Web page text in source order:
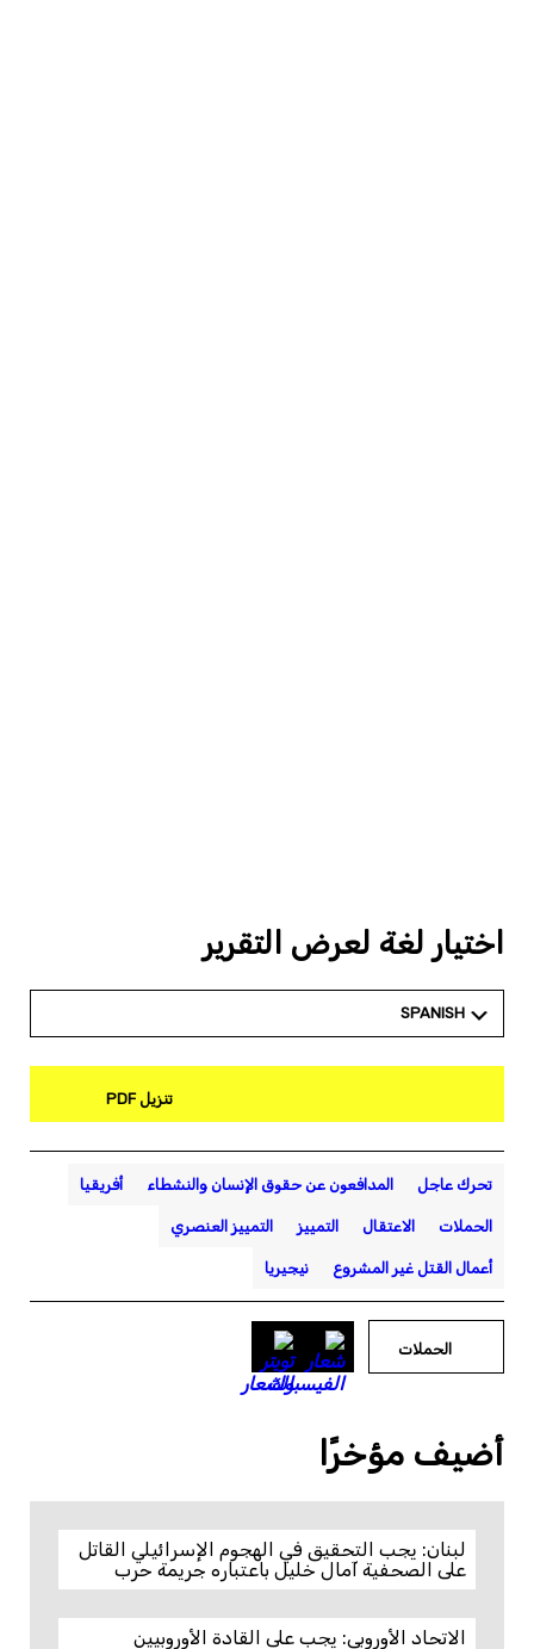
اختيار لغة لعرض التقرير
SPANISH
تنزيل PDF
تحرك عاجل المدافعون عن حقوق الإنسان والنشطاء أفريقيا
الحملات الاعتقال التمييز التمييز العنصري
أعمال القتل غير المشروع نيجيريا
الحملات
أضيف مؤخرًا
لبنان: يجب التحقيق في الهجوم الإسرائيلي القاتل
على الصحفية آمال خليل باعتباره جريمة حرب
الاتحاد الأوروبي: يجب على القادة الأوروبيين